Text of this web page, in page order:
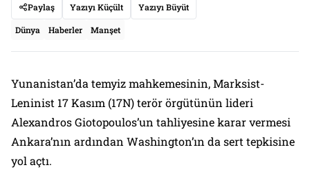
Paylaş
Yazıyı Küçült Yazıyı Büyüt
Dünya Haberler Manşet
Yunanistan’da temyiz mahkemesinin, Marksist-
Leninist 17 Kasım (17N) terör örgütünün lideri
Alexandros Giotopoulos’un tahliyesine karar vermesi
Ankara’nın ardından Washington’ın da sert tepkisine
yol açtı.